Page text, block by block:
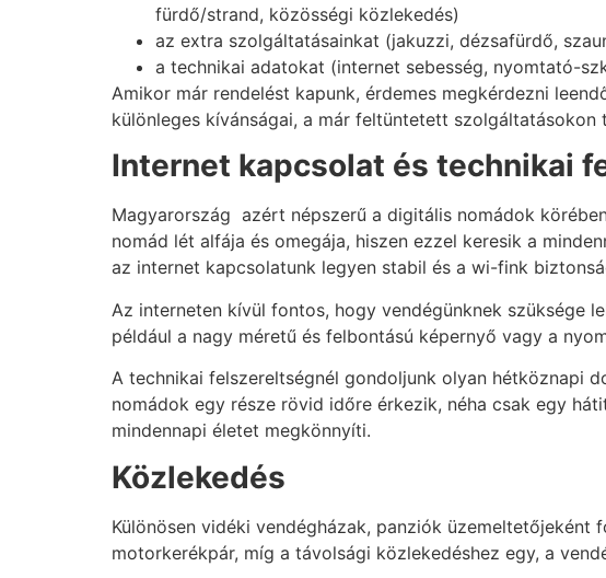
fürdő/strand, közösségi közlekedés)
az extra szolgáltatásainkat (jakuzzi, dézsafürdő,
a technikai adatokat (internet sebesség, nyomtató-
Amikor már rendelést kapunk, érdemes megkérdezni
különleges kívánságai, a már feltüntetett szolgáltatásokon
Internet kapcsolat és technikai
Magyarország azért népszerű a digitális nomádok
nomád lét alfája és omegája, hiszen ezzel keresik a
az internet kapcsolatunk legyen stabil és a wi-fink
Az interneten kívül fontos, hogy vendégünknek szüksége
például a nagy méretű és felbontású képernyő vagy a
A technikai felszereltségnél gondoljunk olyan hétköznapi
nomádok egy része rövid időre érkezik, néha csak egy
mindennapi életet megkönnyíti.
Közlekedés
Különösen vidéki vendégházak, panziók
motorkerékpár, míg a távolsági közlekedéshez egy, a